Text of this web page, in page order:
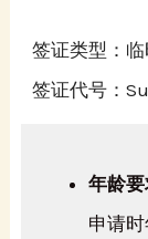
签证类型：
签证代号：
年龄要
申请